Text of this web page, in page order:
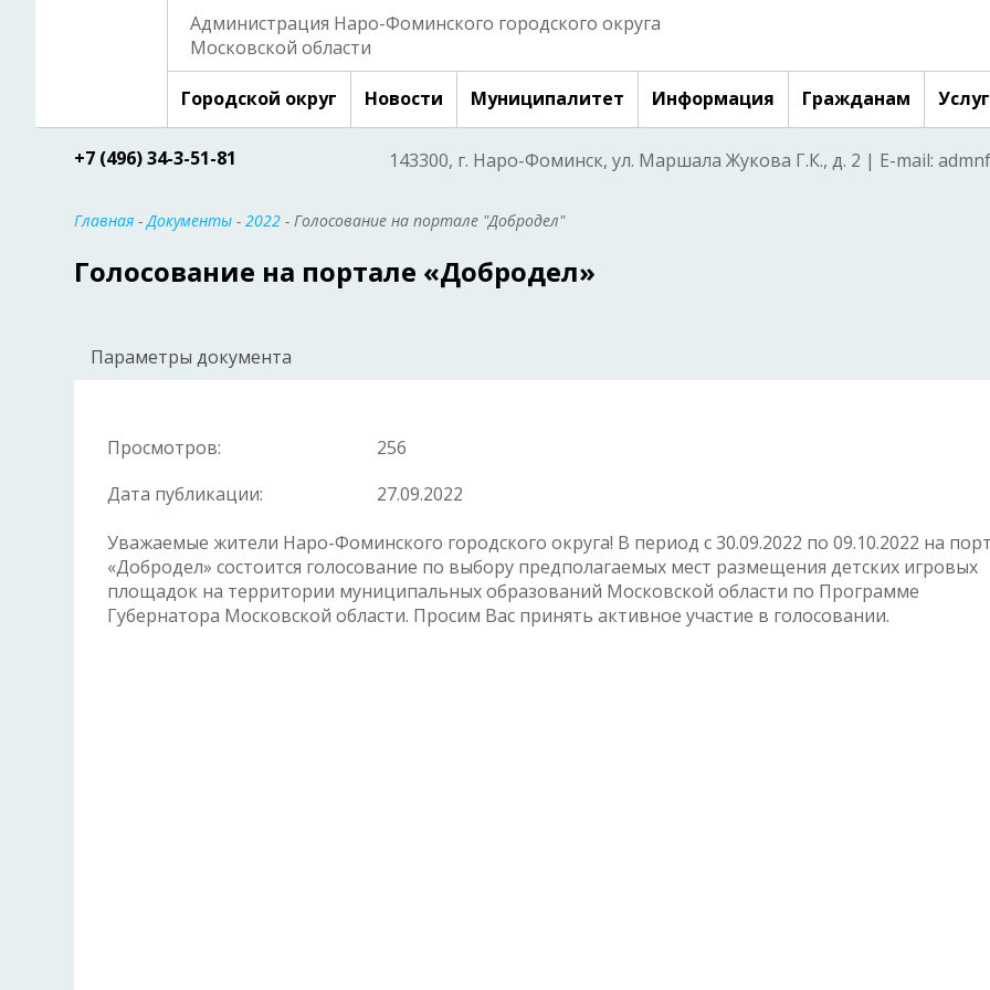
Администрация Наро-Фоминского городского округа
Московской области
Городской округ Новости Муниципалитет Информация Гражданам
+7 (496) 34-3-51-81 143300, г. Наро-Фоминск, ул. Маршала Жукова Г.К., д. 2 | E-mail:
Главная -Документы - 2022 - Голосование на портале "Добродел"
Голосование на портале «Добродел»
Параметры документа
Просмотров:
256
Дата публикации:
27.09.2022
Уважаемые жители Наро-Фоминского городского округа! В период с 30.09.2022 по 09.10.2022 на
«Добродел» состоится голосование по выбору предполагаемых мест размещения детских игровых
площадок на территории муниципальных образований Московской области по Программе
Губернатора Московской области. Просим Вас принять активное участие в голосовании.